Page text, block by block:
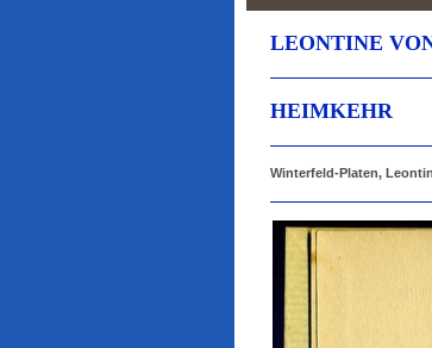
LEONTINE
HEIMKEHR
Winterfeld-Platen,